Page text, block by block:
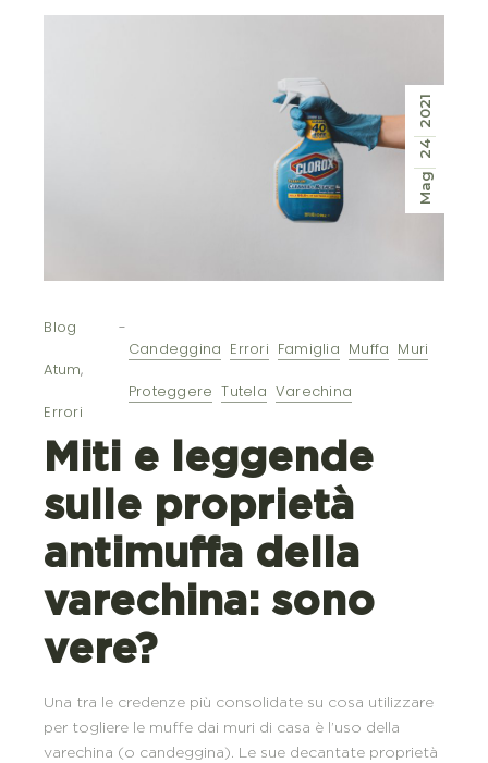
Mag
24
2021
Blog
Atum,
Errori
Candeggina Errori Famiglia Muffa Muri
Proteggere Tutela Varechina
Miti e leggende
sulle proprietà
antimuffa della
varechina: sono
vere?
Una tra le credenze più consolidate su cosa utilizzare
per togliere le muffe dai muri di casa è l’uso della
varechina (o candeggina). Le sue decantate proprietà